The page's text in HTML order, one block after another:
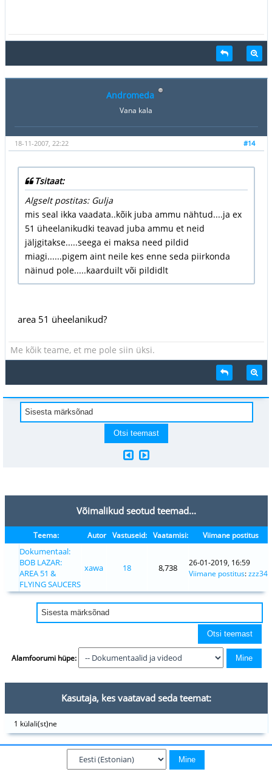
Andromeda
Vana kala
#14
18-11-2007, 22:22
Tsitaat:
Algselt postitas: Gulja
mis seal ikka vaadata..kõik juba ammu nähtud....ja ex
51 üheelanikudki teavad juba ammu et neid
jäljgitakse.....seega ei maksa need pildid
miagi......pigem aint neile kes enne seda piirkonda
näinud pole.....kaarduilt või pildidlt
area 51 üheelanikud?
Me kõik teame, et me pole siin üksi.
Võimalikud seotud teemad...
Teema: Autor Vastuseid: Vaatamisi: Viimane postitus
Dokumentaal:
BOB LAZAR:
AREA 51 &
FLYING SAUCERS
xawa 18 8,738
26-01-2019, 16:59
Viimane postitus:zzz34
Alamfoorumi hüpe:
Kasutaja, kes vaatavad seda teemat:
1 külali(st)ne